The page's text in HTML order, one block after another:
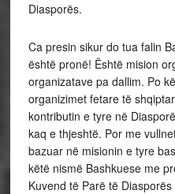
Diasporës.
Ca presin sikur do tua falin
është pronë! Është mision
organizatave pa dallim. Po
organizimet fetare të
kontributin e tyre në
kaq e thjeshtë. Por me
bazuar në misionin e tyre
këtë nismë Bashkuese me
Kuvend të Parë të